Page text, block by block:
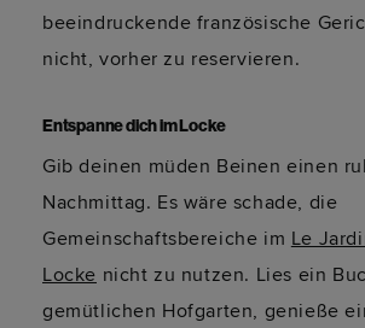
beeindruckende französische
nicht, vorher zu reservieren.
Entspanne dich im Locke
Gib deinen müden Beinen einen
Nachmittag. Es wäre schade, die
Gemeinschaftsbereiche im Le
Locke nicht zu nutzen. Lies ein
gemütlichen Hofgarten, genieße